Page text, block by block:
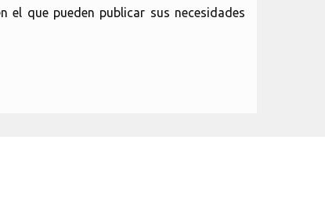
que pueden publicar sus necesidades